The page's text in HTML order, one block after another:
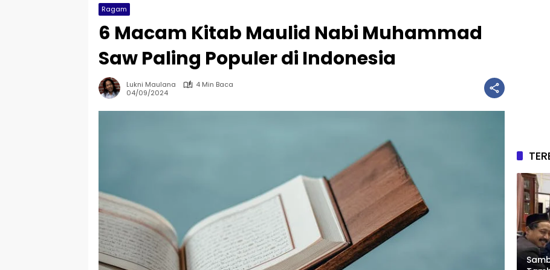
Ragam
6 Macam Kitab Maulid Nabi Muhammad
Saw Paling Populer di Indonesia
Lukni Maulana
4 Min Baca
04/09/2024